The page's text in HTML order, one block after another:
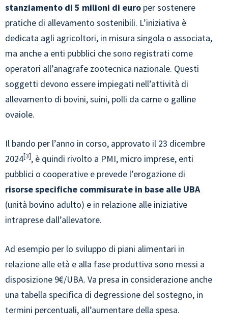
stanziamento di 5 milioni di euro per sostenere
pratiche di allevamento sostenibili. L’iniziativa è
dedicata agli agricoltori, in misura singola o associata,
ma anche a enti pubblici che sono registrati come
operatori all’anagrafe zootecnica nazionale. Questi
soggetti devono essere impiegati nell’attività di
allevamento di bovini, suini, polli da carne o galline
ovaiole.
Il bando per l’anno in corso, approvato il 23 dicembre
2024 3 , è quindi rivolto a PMI, micro imprese, enti
pubblici o cooperative e prevede l’erogazione di
risorse specifiche commisurate in base alle UBA
(unità bovino adulto) e in relazione alle iniziative
intraprese dall’allevatore.
Ad esempio per lo sviluppo di piani alimentari in
relazione alle età e alla fase produttiva sono messi a
disposizione 9€/UBA. Va presa in considerazione anche
una tabella specifica di degressione del sostegno, in
termini percentuali, all’aumentare della spesa.